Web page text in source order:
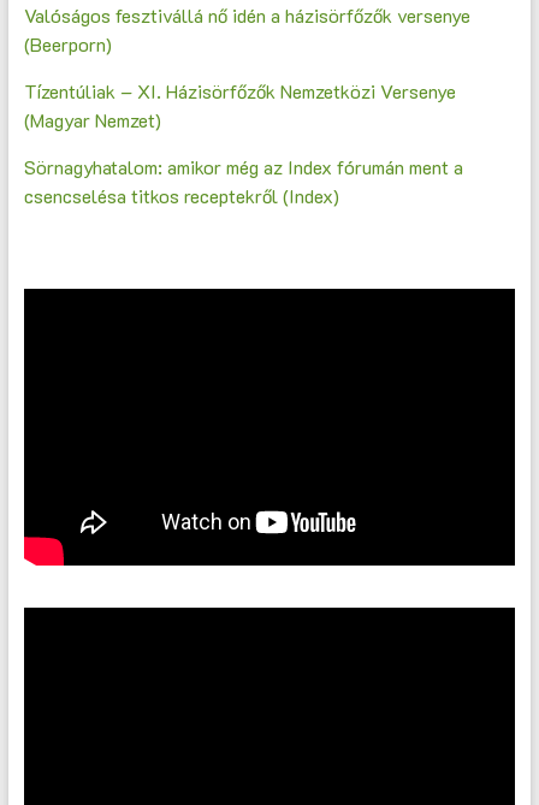
Valóságos fesztivállá nő idén a házisörfőzők versenye
(Beerporn)
Tízentúliak – XI. Házisörfőzők Nemzetközi Versenye
(Magyar Nemzet)
Sörnagyhatalom: amikor még az Index fórumán ment a
csencselésa titkos receptekről (Index)